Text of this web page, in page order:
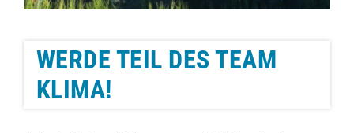
WERDE TEIL DES TEAM
KLIMA!